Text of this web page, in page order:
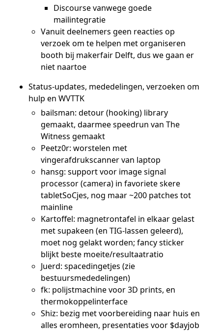
Discourse vanwege goede
mailintegratie
Vanuit deelnemers geen reacties op
verzoek om te helpen met organiseren
booth bij makerfair Delft, dus we gaan er
niet naartoe
Status-updates, mededelingen, verzoeken om
hulp en WVTTK
bailsman: detour (hooking) library
gemaakt, daarmee speedrun van The
Witness gemaakt
Peetz0r: worstelen met
vingerafdrukscanner van laptop
hansg: support voor image signal
processor (camera) in favoriete skere
tabletSoCjes, nog maar ~200 patches tot
mainline
Kartoffel: magnetrontafel in elkaar gelast
met supakeen (en TIG-lassen geleerd),
moet nog gelakt worden; fancy sticker
blijkt beste moeite/resultaatratio
Juerd: spacedingetjes (zie
bestuursmededelingen)
fk: polijstmachine voor 3D prints, en
thermokoppelinterface
Shiz: bezig met voorbereiding naar huis en
alles eromheen, presentaties voor $dayjob